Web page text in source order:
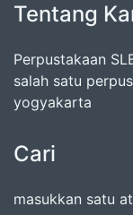
Tentang
Perpustakaan
salah satu
yogyakarta
Cari
masukkan satu